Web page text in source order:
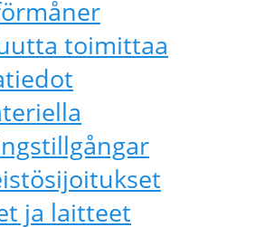
toimittaa
ja laitteet